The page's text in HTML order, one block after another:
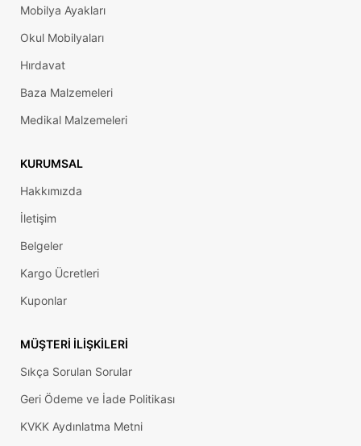
Mobilya Ayakları
Okul Mobilyaları
Hırdavat
Baza Malzemeleri
Medikal Malzemeleri
KURUMSAL
Hakkımızda
İletişim
Belgeler
Kargo Ücretleri
Kuponlar
MÜŞTERI İLIŞKILERI
Sıkça Sorulan Sorular
Geri Ödeme ve İade Politikası
KVKK Aydınlatma Metni